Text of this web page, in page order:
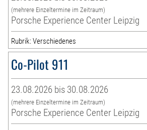
(mehrere Einzeltermine im Zeitraum)
Porsche Experience Center Leipzig
Rubrik: Verschiedenes
Co-Pilot 911
23.08.2026 bis 30.08.2026
(mehrere Einzeltermine im Zeitraum)
Porsche Experience Center Leipzig